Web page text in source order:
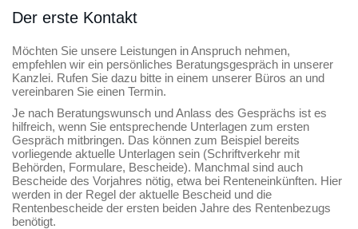
Der erste Kontakt
Möchten Sie unsere Leistungen in Anspruch nehmen,
empfehlen wir ein persönliches Beratungsgespräch in unserer
Kanzlei. Rufen Sie dazu bitte in einem unserer Büros an und
vereinbaren Sie einen Termin.
Je nach Beratungswunsch und Anlass des Gesprächs ist es
hilfreich, wenn Sie entsprechende Unterlagen zum ersten
Gespräch mitbringen. Das können zum Beispiel bereits
vorliegende aktuelle Unterlagen sein (Schriftverkehr mit
Behörden, Formulare, Bescheide). Manchmal sind auch
Bescheide des Vorjahres nötig, etwa bei Renteneinkünften. Hier
werden in der Regel der aktuelle Bescheid und die
Rentenbescheide der ersten beiden Jahre des Rentenbezugs
benötigt.